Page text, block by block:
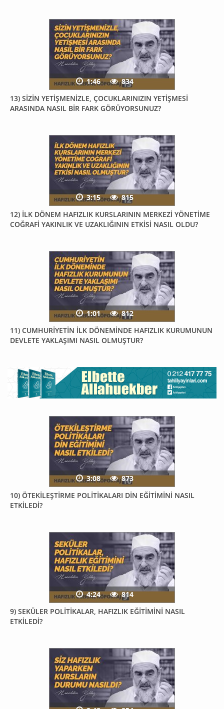
13) SİZİN YETİŞMENİZLE, ÇOCUKLARINIZIN YETİŞMESİ
ARASINDA NASIL BİR FARK GÖRÜYORSUNUZ?
1:46 834
12) İLK DÖNEM HAFIZLIK KURSLARININ MERKEZİ YÖNETİME
COĞRAFİ YAKINLIK VE UZAKLIĞININ ETKİSİ NASIL OLDU?
3:15 815
11) CUMHURİYETİN İLK DÖNEMİNDE HAFIZLIK KURUMUNUN
DEVLETE YAKLAŞIMI NASIL OLMUŞTUR?
1:01 812
10) ÖTEKİLEŞTİRME POLİTİKALARI DİN EĞİTİMİNİ NASIL
ETKİLEDİ?
3:08 873
9) SEKÜLER POLİTİKALAR, HAFIZLIK EĞİTİMİNİ NASIL
ETKİLEDİ?
4:24 814